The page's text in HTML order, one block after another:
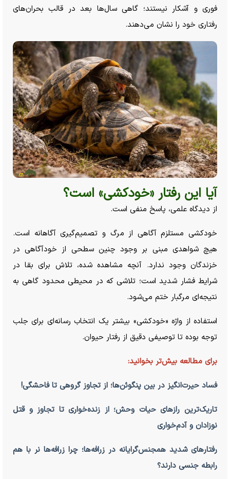
فوری و آشکار نیستند؛ گاهی سال‌ها بعد در قالب بحران‌های
رفتاری خود را نشان می‌دهند.
آیا این رفتار «خودکشی» است؟
از دیدگاه علمی، پاسخ منفی است.
خودکشی مستلزم آگاهی از مرگ و تصمیم‌گیری آگاهانه است.
هیچ شواهدی مبنی بر وجود چنین سطحی از خودآگاهی در
خزندگان وجود ندارد. آنچه مشاهده شده، تلاش برای بقا در
شرایط فشار شدید است؛ تلاشی که در محیطی محدود گاهی به
نتیجه‌ای مرگبار ختم می‌شود.
استفاده از واژه «خودکشی» بیشتر یک انتخاب رسانه‌ای برای جلب
توجه بوده تا توصیفی دقیق از رفتار حیوان.
برای مطالعه بیش‌تر بخوانید:
فساد حیرت‌انگیز در بین پنگوئن‌ها؛ از تجاوز گروهی تا فاحشگی!
تاریک‌ترین راز‌های حیات وحش؛ از زنده‌خواری تا تجاوز و قتل
نوزادان و آدم‌خواری
رفتار‌های شدید همجنس‌گرایانه در زرافه‌ها؛ چرا زرافه‌ها نر با هم
رابطه جنسی دارند؟